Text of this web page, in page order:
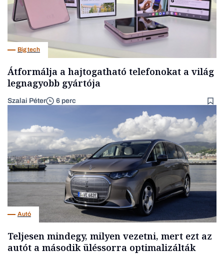
Big tech
Átformálja a hajtogatható telefonokat a világ
legnagyobb gyártója
Szalai Péter 6 perc
Autó
Teljesen mindegy, milyen vezetni, mert ezt az
autót a második üléssorra optimalizálták